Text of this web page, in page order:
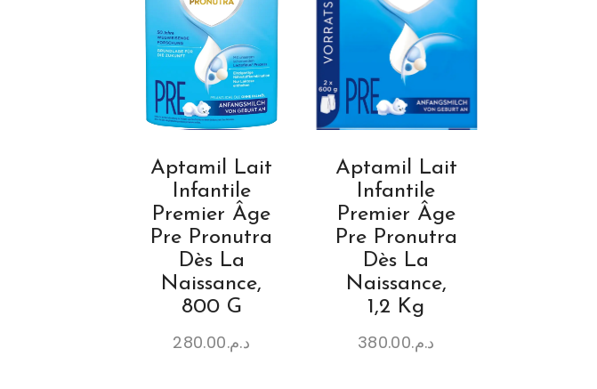
Aptamil Lait
Infantile
Premier Âge
Pre Pronutra
Dès La
Naissance,
800 G
د.م.280.00
Aptamil Lait
Infantile
Premier Âge
Pre Pronutra
Dès La
Naissance,
1,2 Kg
د.م.380.00